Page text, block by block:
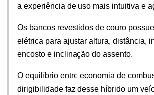
a experiência de uso mais intuitiva e
Os bancos revestidos de couro
elétrica para ajustar altura, distância,
encosto e inclinação do assento.
O equilíbrio entre economia de
dirigibilidade faz desse híbrido um